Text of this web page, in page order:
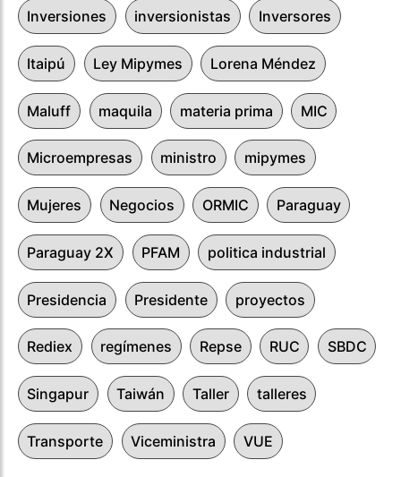
Inversiones inversionistas Inversores
Itaipú Ley Mipymes Lorena Méndez
Maluff maquila materia prima MIC
Microempresas ministro mipymes
Mujeres Negocios ORMIC Paraguay
Paraguay 2X PFAM politica industrial
Presidencia Presidente proyectos
Rediex regímenes Repse RUC SBDC
Singapur Taiwán Taller talleres
Transporte Viceministra VUE